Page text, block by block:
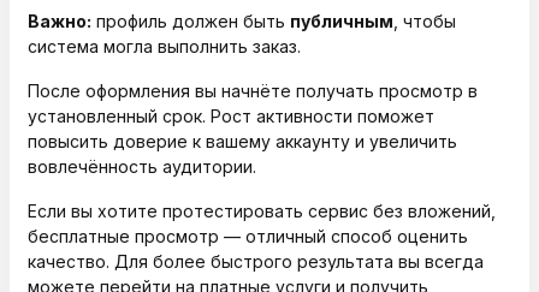
Важно: профиль должен быть публичным , чтобы
система могла выполнить заказ.
После оформления вы начнёте получать просмотр в
установленный срок. Рост активности поможет
повысить доверие к вашему аккаунту и увеличить
вовлечённость аудитории.
Если вы хотите протестировать сервис без вложений,
бесплатные просмотр — отличный способ оценить
качество. Для более быстрого результата вы всегда
можете перейти на платные услуги и получить